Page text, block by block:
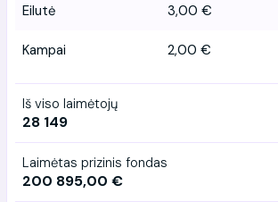
Eilutė 3,00 €
Kampai 2,00 €
Iš viso laimėtojų
28 149
Laimėtas prizinis fondas
200 895,00 €